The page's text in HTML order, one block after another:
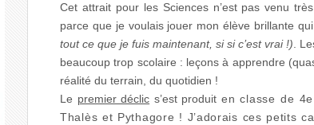
Cet attrait pour les Sciences n’est pas venu
parce que je voulais jouer mon élève brillante
tout ce que je fuis maintenant, si si c’est vrai !).
beaucoup trop scolaire : leçons à apprendre
réalité du terrain, du quotidien !
Le premier déclic s’est produit en classe de
Thalès et Pythagore ! J’adorais ces petits